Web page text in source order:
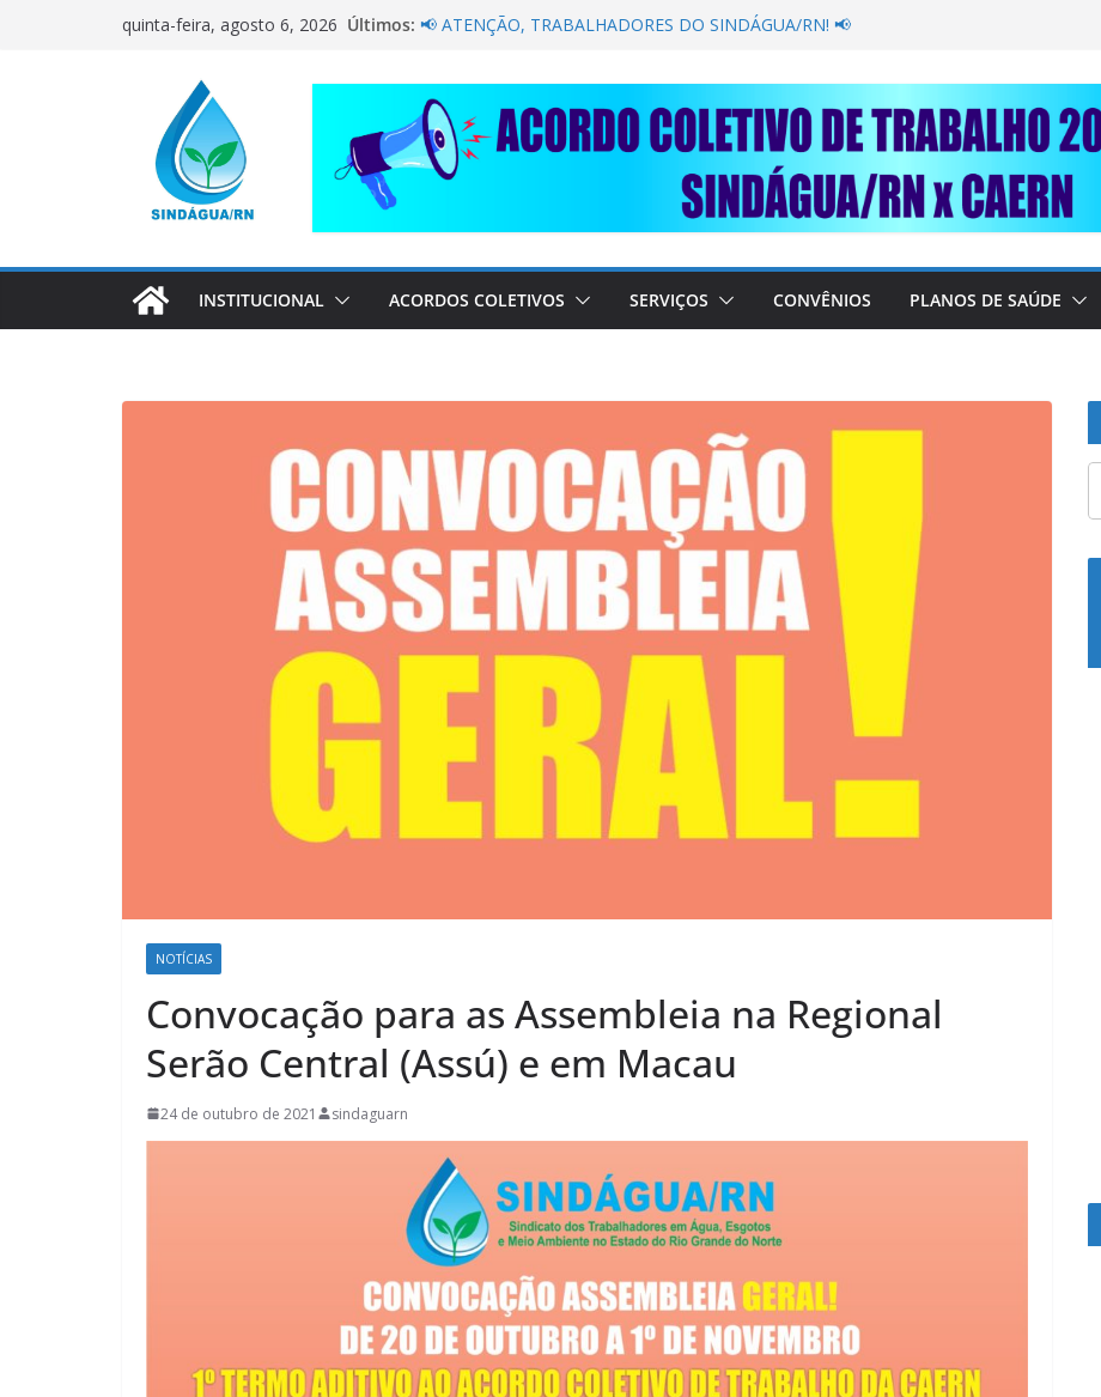
quinta-feira, agosto 6, 2026 Últimos: NÃO DEIXE A GANÂNCIA SECAR SUA TORNEIRA: UNIDOS
Sindágua/RN presente em importante debate com o Ministro
Luiz Marinho!
ELE AVISOU SOBRE A SABESP! 🚨
CORRENTE DE SOLIDARIEDADE: AJUDE O NOSSO
COMPANHEIRO RAIMUNDO DA CAERN!
INSTITUCIONAL ACORDOS COLETIVOS SERVIÇOS CONVÊNIOS PLANOS DE SAÚDE
NOTÍCIAS
Convocação para as Assembleia na Regional
Serão Central (Assú) e em Macau
24 de outubro de 2021 sindaguarn